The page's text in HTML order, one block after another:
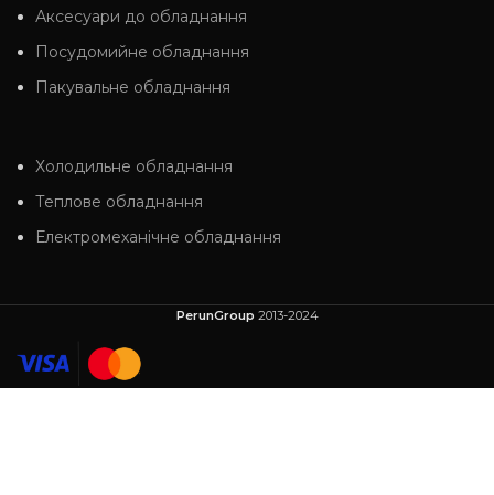
Аксесуари до обладнання
Посудомийне обладнання
Пакувальне обладнання
Холодильне обладнання
Теплове обладнання
Електромеханічне обладнання
PerunGroup 2013-2024